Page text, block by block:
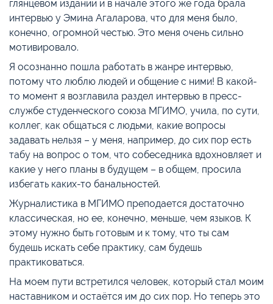
глянцевом издании и в начале этого же года брала
интервью у Эмина Агаларова, что для меня было,
конечно, огромной честью. Это меня очень сильно
мотивировало.
Я осознанно пошла работать в жанре интервью,
потому что люблю людей и общение с ними! В какой-
то момент я возглавила раздел интервью в пресс-
службе студенческого союза МГИМО, учила, по сути,
коллег, как общаться с людьми, какие вопросы
задавать нельзя – у меня, например, до сих пор есть
табу на вопрос о том, что собеседника вдохновляет и
какие у него планы в будущем – в общем, просила
избегать каких-то банальностей.
Журналистика в МГИМО преподается достаточно
классическая, но ее, конечно, меньше, чем языков. К
этому нужно быть готовым и к тому, что ты сам
будешь искать себе практику, сам будешь
практиковаться.
На моем пути встретился человек, который стал моим
наставником и остаётся им до сих пор. Но теперь это